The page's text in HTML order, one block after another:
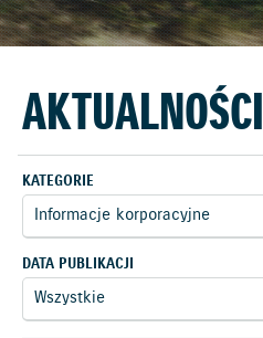
AKTUALNOŚCI
KATEGORIE
DATA PUBLIKACJI